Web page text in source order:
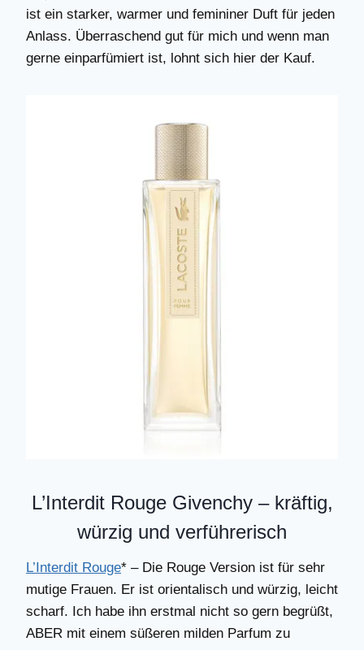
ist ein starker, warmer und femininer Duft für jeden
Anlass. Überraschend gut für mich und wenn man
gerne einparfümiert ist, lohnt sich hier der Kauf.
L’Interdit Rouge Givenchy – kräftig,
würzig und verführerisch
L’Interdit Rouge* – Die Rouge Version ist für sehr
mutige Frauen. Er ist orientalisch und würzig, leicht
scharf. Ich habe ihn erstmal nicht so gern begrüßt,
ABER mit einem süßeren milden Parfum zu